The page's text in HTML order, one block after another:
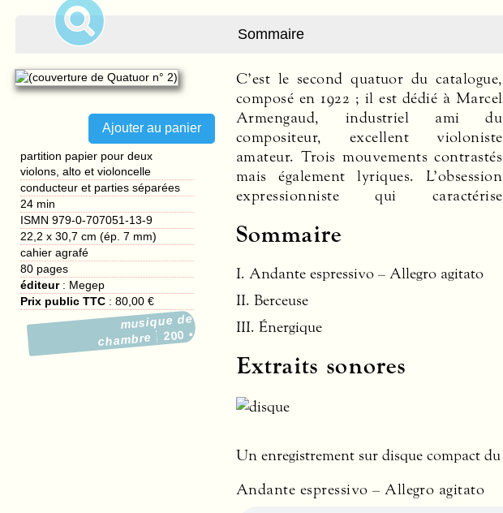
Sommaire
partition papier pour deux
violons, alto et violoncelle
conducteur et parties séparées
24 min
ISMN 979-0-707051-13-9
22,2 x 30,7 cm (ép. 7 mm)
cahier agrafé
80 pages
éditeur: Megep
Prix public TTC :80,00 €
musique de
chambre 200
C’est le second quatuor du catalogue,
composé en 1922 ; il est dédié à Marcel
Armengaud, industriel ami du
compositeur, excellent violoniste
amateur. Trois mouvements contrastés
mais également lyriques. L’obsession
expressionniste qui caractérise
l’écriture de Lucien Durosoir touche ici
à chaque détail : forte individualisation
de chaque discours instrumental,
abondance des mentions de caractère
interprétatif, nuances extrêmes et
rythmes opposés ; ces caractéristiques
gagnent même la « Berceuse » centrale,
déchirée entre un « Adagio » de
« morne désespérance » et des épisodes
rapides qui culminent dans l’« Allegro
giocoso ». Une œuvre qui devrait faire
Sommaire
I. Andante espressivo – Allegro agitato
II. Berceuse
III. Énergique
Extraits sonores
Un enregistrement sur disque compact du
Andante espressivo – Allegro agitato